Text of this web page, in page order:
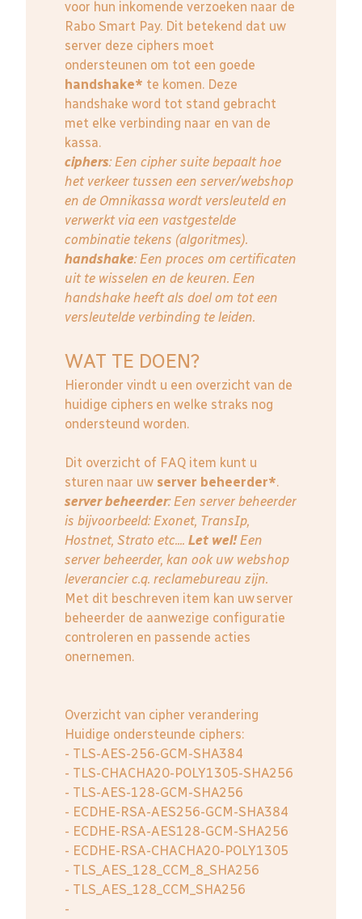
voor hun inkomende verzoeken naar de
Rabo Smart Pay. Dit betekend dat uw
server deze ciphers moet
ondersteunen om tot een goede
handshake* te komen. Deze
handshake word tot stand gebracht
met elke verbinding naar en van de
kassa.
ciphers: Een cipher suite bepaalt hoe
het verkeer tussen een server/webshop
en de Omnikassa wordt versleuteld en
verwerkt via een vastgestelde
combinatie tekens (algoritmes).
handshake: Een proces om certificaten
uit te wisselen en de keuren. Een
handshake heeft als doel om tot een
versleutelde verbinding te leiden.
WAT TE DOEN?
Hieronder vindt u een overzicht van de
huidige ciphers en welke straks nog
ondersteund worden.
Dit overzicht of FAQ item kunt u
sturen naar uw server beheerder*.
server beheerder: Een server beheerder
is bijvoorbeeld: Exonet, TransIp,
Hostnet, Strato etc.... Let wel!Een
server beheerder, kan ook uw webshop
leverancier c.q. reclamebureau zijn.
Met dit beschreven item kan uw server
beheerder de aanwezige configuratie
controleren en passende acties
onernemen.
Overzicht van cipher verandering
Huidige ondersteunde ciphers:
- TLS-AES-256-GCM-SHA384
- TLS-CHACHA20-POLY1305-SHA256
- TLS-AES-128-GCM-SHA256
- ECDHE-RSA-AES256-GCM-SHA384
- ECDHE-RSA-AES128-GCM-SHA256
- ECDHE-RSA-CHACHA20-POLY1305
- TLS_AES_128_CCM_8_SHA256
- TLS_AES_128_CCM_SHA256
-